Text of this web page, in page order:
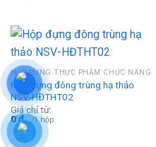
HỘP ĐỰNG THỰC PHẨM CHỨC NĂNG
Hộp đựng đông trùng hạ thảo
NSV-HĐTHT02
Giá chỉ từ:
0₫ /1 hộp